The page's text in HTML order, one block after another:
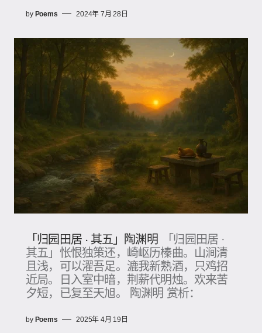
by Poems 2024年 7月 28日
「归园田居 · 其五」陶渊明
「归园田居 ·
其五」怅恨独策还，崎岖历榛曲。山涧清
且浅，可以濯吾足。漉我新熟酒，只鸡招
近局。日入室中暗，荆薪代明烛。欢来苦
夕短，已复至天旭。 陶渊明 赏析：
by Poems 2025年 4月 19日